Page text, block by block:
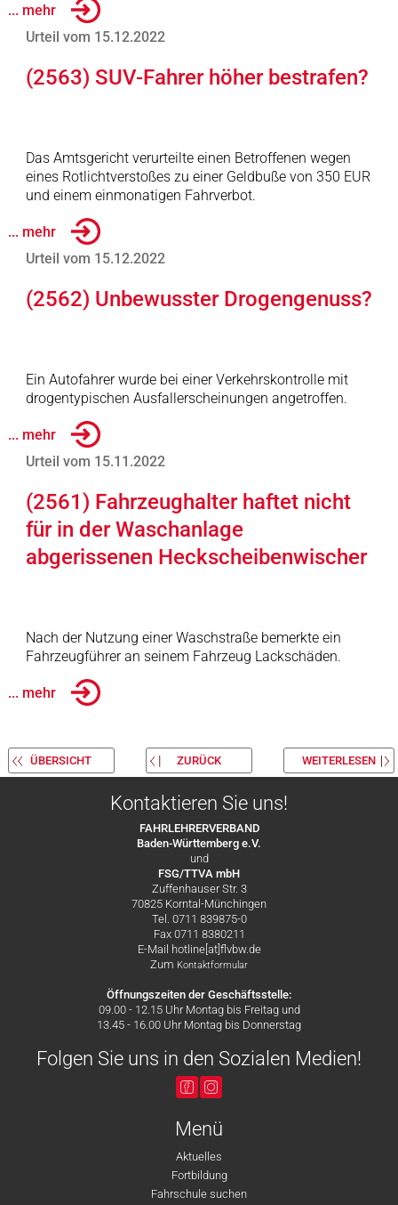
... mehr
Urteil vom 15.12.2022
(2563) SUV-Fahrer höher bestrafen?
Das Amtsgericht verurteilte einen Betroffenen wegen
eines Rotlichtverstoßes zu einer Geldbuße von 350 EUR
und einem einmonatigen Fahrverbot.
... mehr
Urteil vom 15.12.2022
(2562) Unbewusster Drogengenuss?
Ein Autofahrer wurde bei einer Verkehrskontrolle mit
drogentypischen Ausfallerscheinungen angetroffen.
... mehr
Urteil vom 15.11.2022
(2561) Fahrzeughalter haftet nicht
für in der Waschanlage
abgerissenen Heckscheibenwischer
Nach der Nutzung einer Waschstraße bemerkte ein
Fahrzeugführer an seinem Fahrzeug Lackschäden.
... mehr
ÜBERSICHT ZURÜCK WEITERLESEN
Kontaktieren Sie uns!
FAHRLEHRERVERBAND
Baden-Württemberg e.V.
und
FSG/TTVA mbH
Zuffenhauser Str. 3
70825 Korntal-Münchingen
Tel. 0711 839875-0
Fax 0711 8380211
E-Mail hotline[at]flvbw.de
Zum Kontaktformular
Öffnungszeiten der Geschäftsstelle:
09.00 - 12.15 Uhr Montag bis Freitag und
13.45 - 16.00 Uhr Montag bis Donnerstag
Folgen Sie uns in den Sozialen Medien!
Menü
Aktuelles
Fortbildung
Fahrschule suchen